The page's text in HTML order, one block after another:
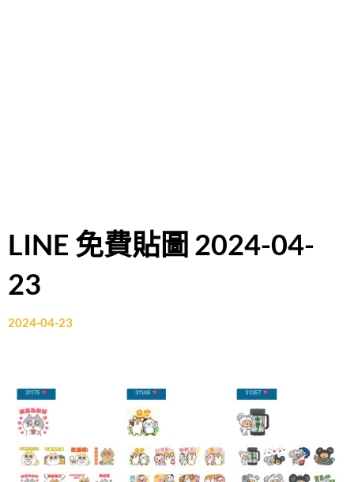
LINE 免費貼圖 2024-04-
23
2024-04-23